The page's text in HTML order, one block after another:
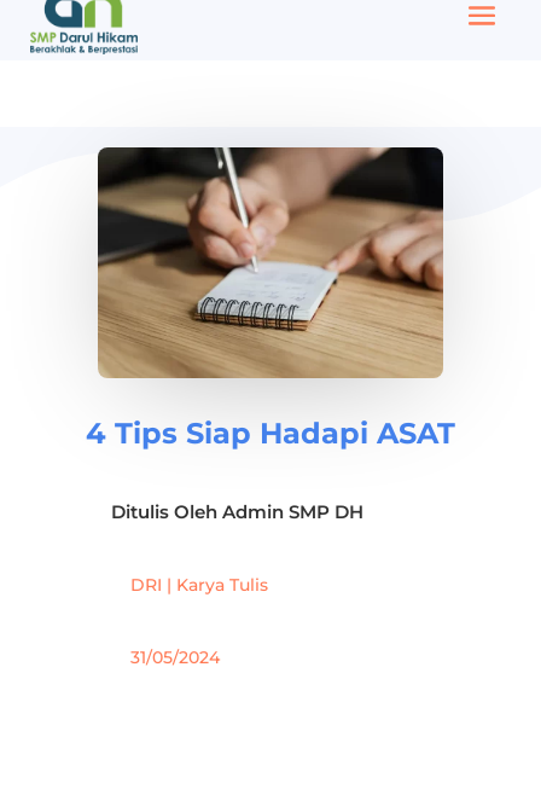
4 Tips Siap Hadapi ASAT
Ditulis Oleh Admin SMP DH
DRI | Karya Tulis
31/05/2024